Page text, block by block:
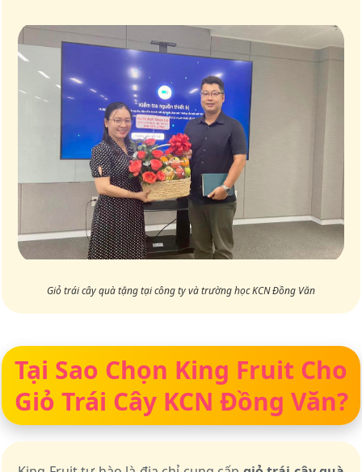
Giỏ trái cây quà tặng tại công ty và trường học KCN Đồng Văn
Tại Sao Chọn King Fruit Cho
Giỏ Trái Cây KCN Đồng Văn?